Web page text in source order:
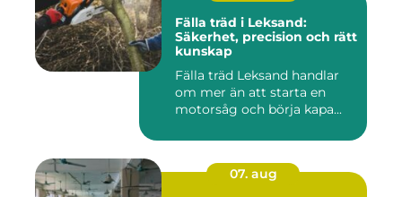
Fälla träd i Leksand:
Säkerhet, precision och rätt
kunskap
Fälla träd Leksand handlar
om mer än att starta en
motorsåg och börja kapa...
07. aug